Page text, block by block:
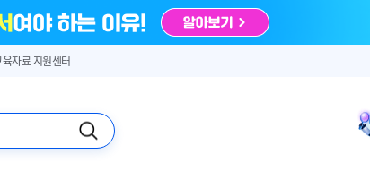
자료 지원센터